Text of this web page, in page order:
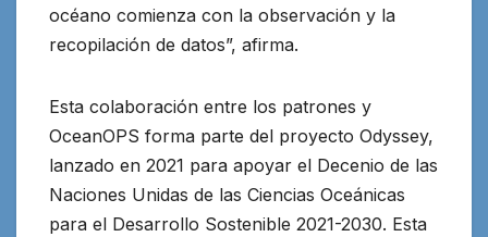
océano comienza con la observación y la
recopilación de datos”, afirma.
Esta colaboración entre los patrones y
OceanOPS forma parte del proyecto Odyssey,
lanzado en 2021 para apoyar el Decenio de las
Naciones Unidas de las Ciencias Oceánicas
para el Desarrollo Sostenible 2021-2030. Esta